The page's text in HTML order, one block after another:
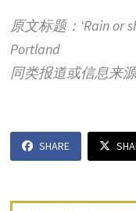
原文标题：‘Rain or
Portland
同类报道或信息来
SHARE